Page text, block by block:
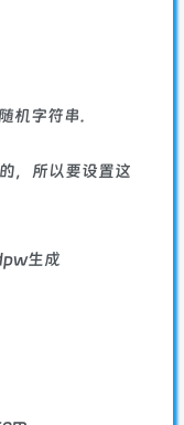
机字符串.
，所以要设置这
生成